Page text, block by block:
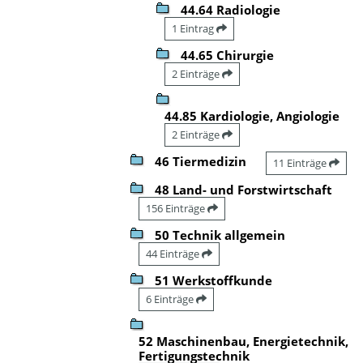
44.64 Radiologie
1 Eintrag
44.65 Chirurgie
2 Einträge
44.85 Kardiologie, Angiologie
2 Einträge
46 Tiermedizin 11 Einträge
48 Land- und Forstwirtschaft
156 Einträge
50 Technik allgemein
44 Einträge
51 Werkstoffkunde
6 Einträge
52 Maschinenbau, Energietechnik,
Fertigungstechnik